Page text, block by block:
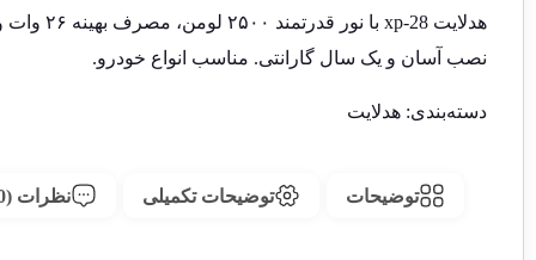
هدلایت xp-28 با نور قدرتمند ۲۵۰۰ لومن، مصرف بهینه ۲۶ وات و سیستم خنک‌کننده پیشرفته.
نصب آسان و یک سال گارانتی. مناسب انواع خودرو.
دسته‌بندی: هدلایت
توضیحات توضیحات تکمیلی نظرات (0)